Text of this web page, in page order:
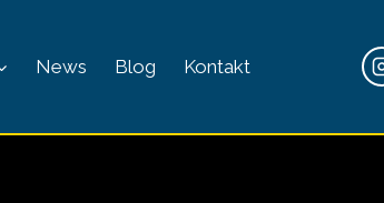
News Blog Kontakt